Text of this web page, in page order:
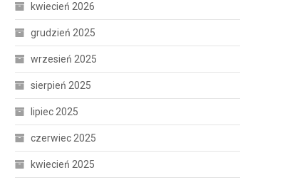
kwiecień 2026
grudzień 2025
wrzesień 2025
sierpień 2025
lipiec 2025
czerwiec 2025
kwiecień 2025